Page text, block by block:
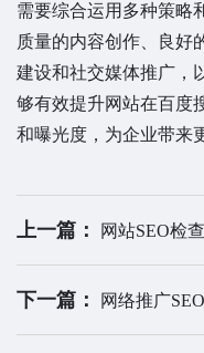
需要综合运用多种策略
质量的内容创作、良好
建设和社交媒体推广，
够有效提升网站在百度
和曝光度，为企业带来
上一篇： 网站SEO检
下一篇： 网络推广